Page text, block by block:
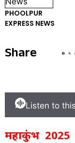
PHOOLPUR
EXPRESS NEWS
Share
Listen to this
महाकुंभ 2025